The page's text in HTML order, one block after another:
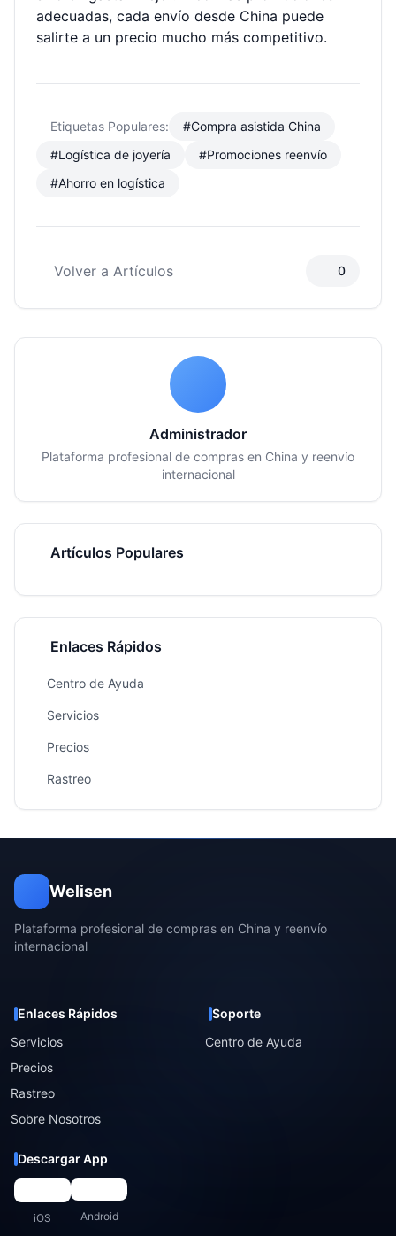
adecuadas, cada envío desde China puede
salirte a un precio mucho más competitivo.
Etiquetas Populares:
#Compra asistida China
#Logística de joyería
#Promociones reenvío
#Ahorro en logística
Volver a Artículos 0
Administrador
Plataforma profesional de compras en China y reenvío
internacional
Artículos Populares
Enlaces Rápidos
Centro de Ayuda
Servicios
Precios
Rastreo
Welisen
Plataforma profesional de compras en China y reenvío
internacional
Enlaces Rápidos
Servicios
Precios
Rastreo
Sobre Nosotros
Soporte
Centro de Ayuda
Descargar App
iOS Android